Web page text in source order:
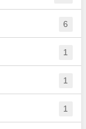
6
1
1
1